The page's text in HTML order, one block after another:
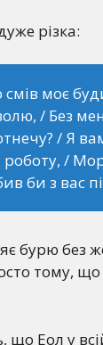
різка:
смів моє
/ Без
/ Я
роботу, /
би з вас
бурю без
тому, що
Еол у